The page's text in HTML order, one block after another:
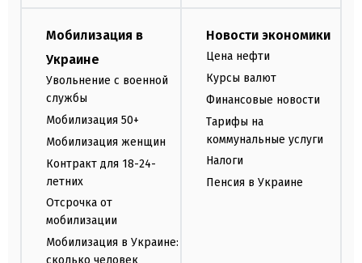
Мобилизация в
Украине
Увольнение с военной
службы
Мобилизация 50+
Мобилизация женщин
Контракт для 18-24-
летних
Отсрочка от
мобилизации
Мобилизация в Украине:
Новости экономики
Цена нефти
Курсы валют
Финансовые новости
Тарифы на
коммунальные услуги
Налоги
Пенсия в Украине